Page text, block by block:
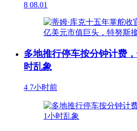
8 08.01
多地推行停车按分钟计费
时乱象
4 7小时前